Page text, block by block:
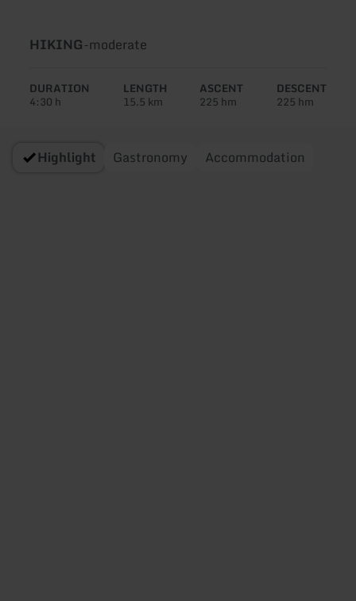
Type
tour:
HIKING-Difficulty:
moderate
DURATION
4:30 h
LENGTH
15.5 km
ASCENT
225 hm
DESCENT
225 hm
Highlight Gastronomy Accommodation